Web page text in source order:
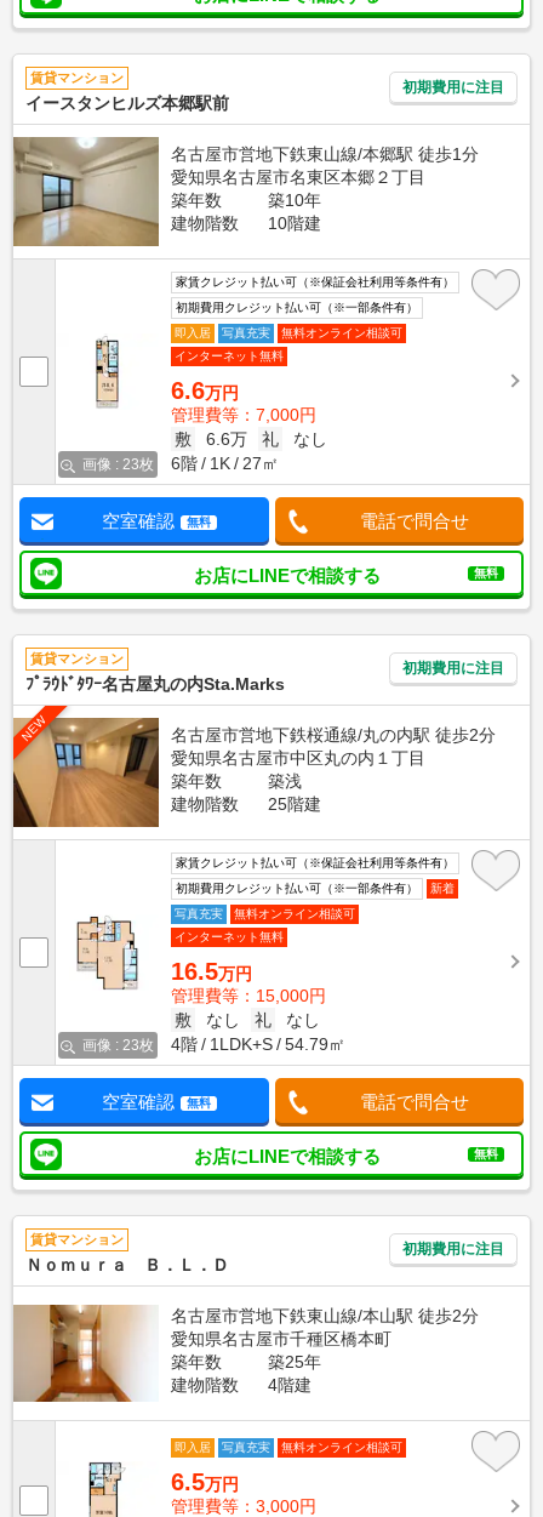
賃貸マンション
イースタンヒルズ本郷駅前
初期費用に注目
名古屋市営地下鉄東山線/本郷駅 徒歩1分
愛知県名古屋市名東区本郷２丁目
築年数
築10年
建物階数
10階建
画像 : 23枚
家賃クレジット払い可（※保証会社利用等条件有）
初期費用クレジット払い可（※一部条件有）
即入居
写真充実
無料オンライン相談可
インターネット無料
6.6万円
管理費等：7,000円
敷
6.6万 礼
なし
6階
1K 27㎡
空室確認 無料 電話で問合せ
お店にLINEで相談する 無料
賃貸マンション
ﾌﾟﾗｳﾄﾞﾀﾜｰ名古屋丸の内Sta.Marks
初期費用に注目
NEW
名古屋市営地下鉄桜通線/丸の内駅 徒歩2分
愛知県名古屋市中区丸の内１丁目
築年数
築浅
建物階数
25階建
画像 : 23枚
家賃クレジット払い可（※保証会社利用等条件有）
初期費用クレジット払い可（※一部条件有）
新着
写真充実
無料オンライン相談可
インターネット無料
16.5万円
管理費等：15,000円
敷
なし 礼
なし
4階
1LDK+S 54.79㎡
空室確認 無料 電話で問合せ
お店にLINEで相談する 無料
賃貸マンション
Ｎｏｍｕｒａ Ｂ．Ｌ．Ｄ
初期費用に注目
名古屋市営地下鉄東山線/本山駅 徒歩2分
愛知県名古屋市千種区橋本町
築年数
築25年
建物階数
4階建
即入居 写真充実 無料オンライン相談可
6.5万円
管理費等：3,000円